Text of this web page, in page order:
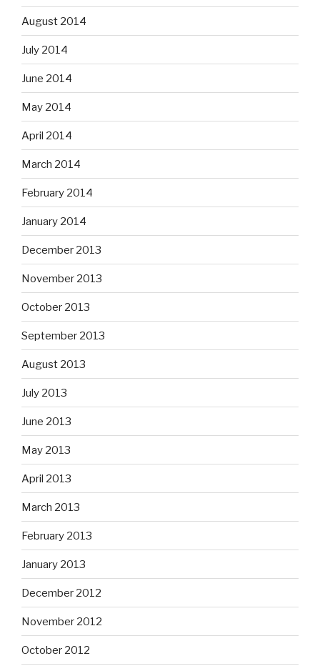
August 2014
July 2014
June 2014
May 2014
April 2014
March 2014
February 2014
January 2014
December 2013
November 2013
October 2013
September 2013
August 2013
July 2013
June 2013
May 2013
April 2013
March 2013
February 2013
January 2013
December 2012
November 2012
October 2012